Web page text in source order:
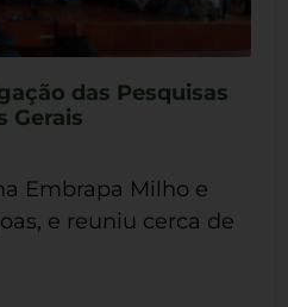
das Pesquisas
Gerais
Embrapa Milho e
e reuniu cerca de